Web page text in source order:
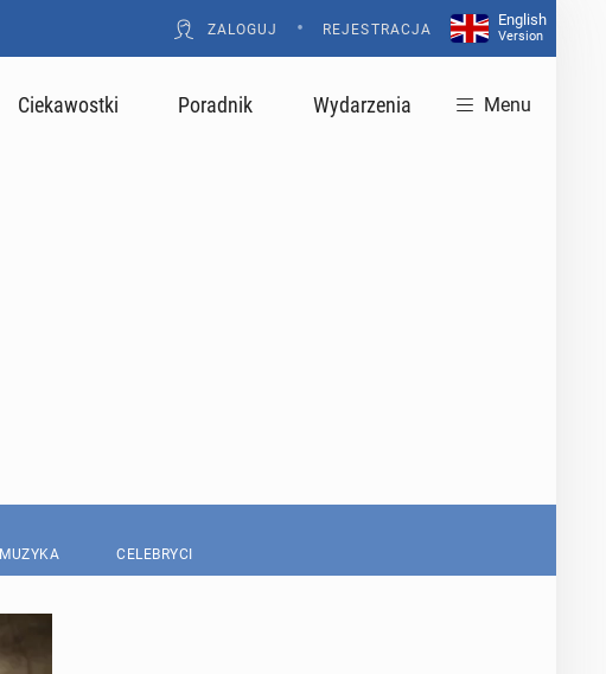
ZALOGUJ • REJESTRACJA
English
Version
Ciekawostki Poradnik Wydarzenia Menu
MUZYKA CELEBRYCI